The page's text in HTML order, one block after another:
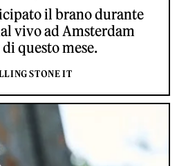
il brano durante
vivo ad Amsterdam
questo mese.
STONE IT